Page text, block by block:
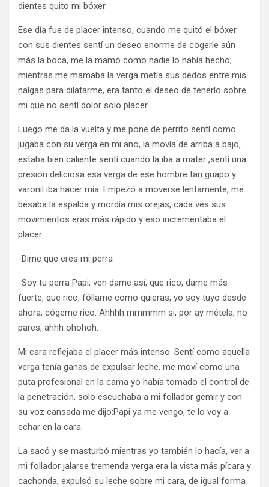
dientes quito mi bóxer.
Ese día fue de placer intenso, cuando me quitó el bóxer
con sus dientes sentí un deseo enorme de cogerle aún
más la boca, me la mamó como nadie lo había hecho;
mientras me mamaba la verga metía sus dedos entre mis
nalgas para dilatarme, era tanto el deseo de tenerlo sobre
mi que no sentí dolor solo placer.
Luego me da la vuelta y me pone de perrito sentí como
jugaba con su verga en mi ano, la movía de arriba a bajo,
estaba bien caliente sentí cuando la iba a mater ,sentí una
presión deliciosa esa verga de ese hombre tan guapo y
varonil iba hacer mía. Empezó a moverse lentamente, me
besaba la espalda y mordía mis orejas, cada ves sus
movimientos eras más rápido y eso incrementaba el
placer.
-Dime que eres mi perra
-Soy tu perra Papi, ven dame así, que rico, dame más
fuerte, que rico, fóllame como quieras, yo soy tuyo desde
ahora, cógeme rico. Ahhhh mmmmm si, por ay métela, no
pares, ahhh ohohoh.
Mi cara reflejaba el placer más intenso. Sentí como aquella
verga tenía ganas de expulsar leche, me moví como una
puta profesional en la cama yo había tomado el control de
la penetración, solo escuchaba a mi follador gemir y con
su voz cansada me dijo:Papi ya me vengo, te lo voy a
echar en la cara.
La sacó y se masturbó mientras yo también lo hacía, ver a
mi follador jalarse tremenda verga era la vista más pícara y
cachonda, expulsó su leche sobre mi cara, de igual forma